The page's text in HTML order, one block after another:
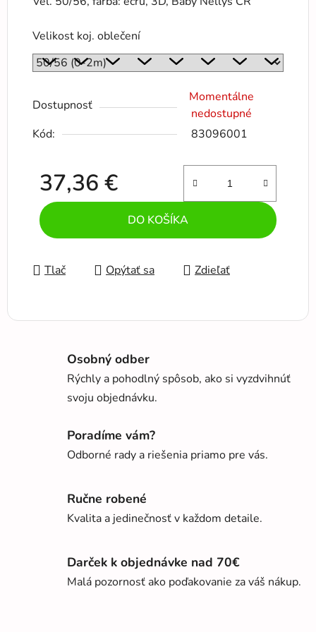
Velikost koj. oblečení
Dostupnosť
Momentálne
nedostupné
Kód:
83096001
37,36 €
Jednotková cena:
DO KOŠÍKA
Tlač Opýtať sa Zdieľať
Osobný odber
Rýchly a pohodlný spôsob, ako si vyzdvihnúť
svoju objednávku.
Poradíme vám?
Odborné rady a riešenia priamo pre vás.
Ručne robené
Kvalita a jedinečnosť v každom detaile.
Darček k objednávke nad 70€
Malá pozornosť ako poďakovanie za váš nákup.